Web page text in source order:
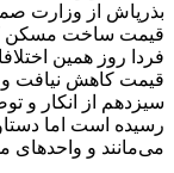
بذرپاش از وزارت
قیمت ساخت مسکن
فردا روز همین
قیمت کاهش نیافت
سیزدهم از انکار و
رسیده است اما
می‌مانند و